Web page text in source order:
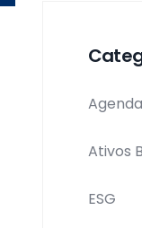
Ativos
ESG